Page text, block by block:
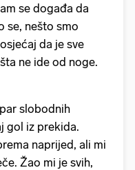
se događa da
se, nešto smo
da je sve
ne ide od noge.
slobodnih
gol iz prekida.
naprijed, ali mi
Žao mi je svih,